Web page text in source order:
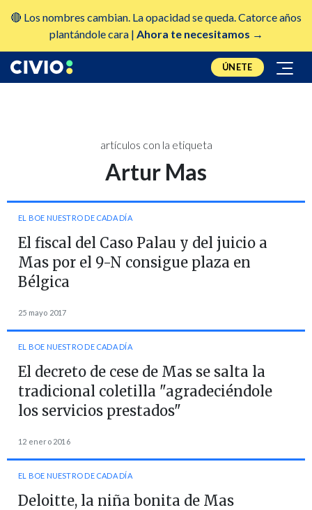
🔴 Los nombres cambian. La opacidad se queda. Catorce años
plantándole cara | Ahora te necesitamos →
ÚNETE
artículos con la etiqueta
Artur Mas
EL BOE NUESTRO DE CADA DÍA
El fiscal del Caso Palau y del juicio a
Mas por el 9-N consigue plaza en
Bélgica
25 mayo 2017
EL BOE NUESTRO DE CADA DÍA
El decreto de cese de Mas se salta la
tradicional coletilla "agradeciéndole
los servicios prestados"
12 enero 2016
EL BOE NUESTRO DE CADA DÍA
Deloitte, la niña bonita de Mas